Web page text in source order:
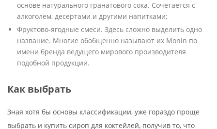
основе натурального гранатового сока. Сочетается с
алкоголем, десертами и другими напитками;
Фруктово-ягодные смеси. Здесь сложно выделить одно
название. Многие обобщенно называют их Monin по
имени бренда ведущего мирового производителя
подобной продукции.
Как выбрать
Зная хотя бы основы классификации, уже гораздо проще
выбрать и купить сироп для коктейлей, получив то, что